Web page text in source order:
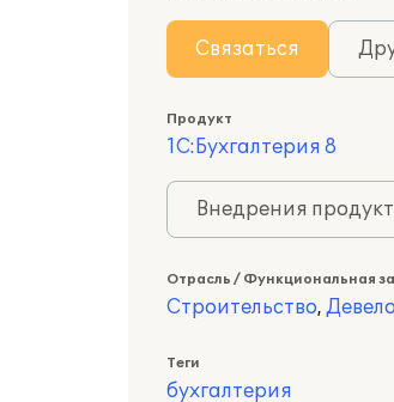
Связаться
Продукт
1С:Бухгалтерия 8
Внедрения
Отрасль / Функциональная
Строительство,
Теги
бухгалтерия